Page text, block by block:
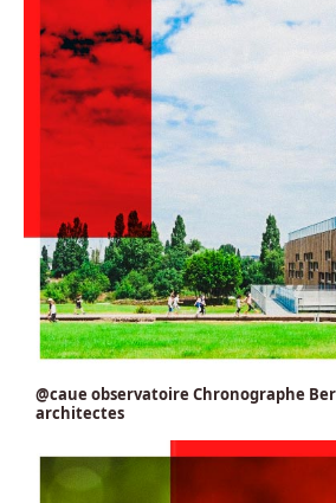
@caue observatoire Chronographe
architectes